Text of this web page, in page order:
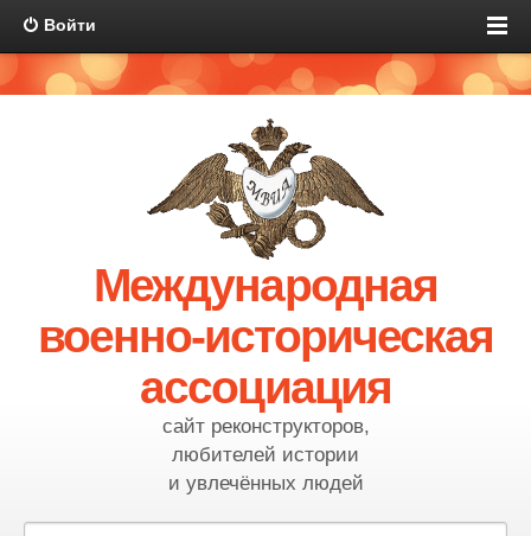
Войти
Международная
военно-историческая
ассоциация
сайт реконструкторов,
любителей истории
и увлечённых людей